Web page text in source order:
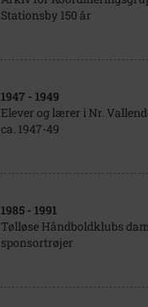
Stationsby 150 år
1947 - 1949
Elever og lærer i Nr.
ca. 1947-49
1985 - 1991
Tølløse Håndboldklubs
sponsortrøjer